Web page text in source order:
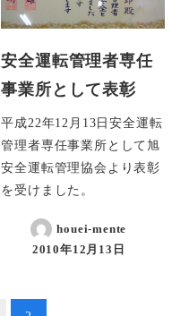
安全運転管理者専任
事業所として表彰
平成22年12月13日安全運転
管理者専任事業所として旭
安全運転管理協会より表彰
を受けました。
houei-mente
2010年12月13日